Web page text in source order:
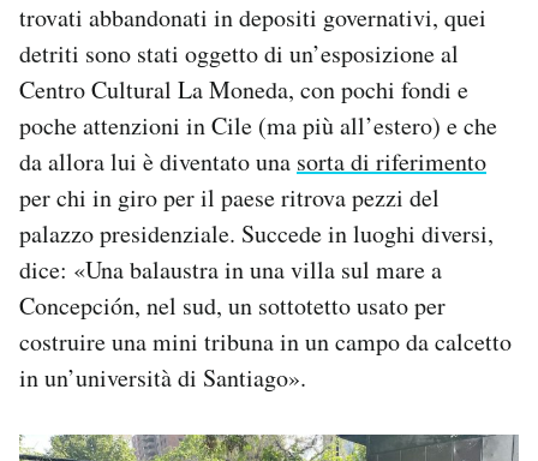
trovati abbandonati in depositi governativi, quei
detriti sono stati oggetto di un’esposizione al
Centro Cultural La Moneda, con pochi fondi e
poche attenzioni in Cile (ma più all’estero) e che
da allora lui è diventato una sorta di riferimento
per chi in giro per il paese ritrova pezzi del
palazzo presidenziale. Succede in luoghi diversi,
dice: «Una balaustra in una villa sul mare a
Concepción, nel sud, un sottotetto usato per
costruire una mini tribuna in un campo da calcetto
in un’università di Santiago».